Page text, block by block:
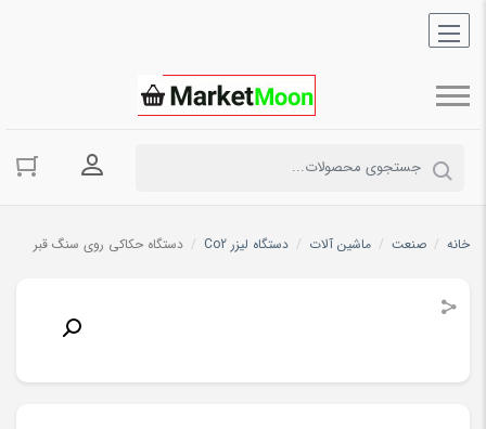
ورود به
خانه / صنعت / ماشین آلات / دستگاه لیزر Co2 / دستگاه حکاکی روی سنگ قبر